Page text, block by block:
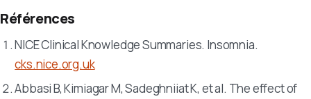
Références
NICE Clinical Knowledge Summaries. Insomnia.
cks.nice.org.uk
Abbasi B, Kimiagar M, Sadeghniiat K, et al. The effect of